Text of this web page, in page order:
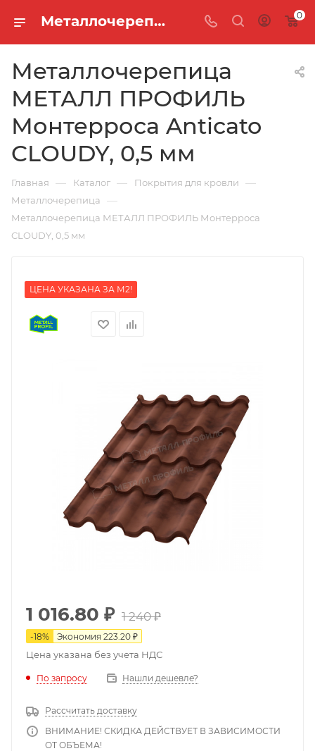
Металлочерепица МЕТАЛЛ ПРОФИЛЬ Монтерроса Anticato CLOUDY, 0,5 мм 0
Металлочерепица
МЕТАЛЛ ПРОФИЛЬ
Монтерроса Anticato
CLOUDY, 0,5 мм
Главная — Каталог — Покрытия для кровли —
Металлочерепица —
Металлочерепица МЕТАЛЛ ПРОФИЛЬ Монтерроса
CLOUDY, 0,5 мм
ЦЕНА УКАЗАНА ЗА М2!
1 016.80 ₽ 1 240₽
-18% Экономия 223.20 ₽
Цена указана без учета НДС
По запросу Нашли дешевле?
Рассчитать доставку
ВНИМАНИЕ! СКИДКА ДЕЙСТВУЕТ В ЗАВИСИМОСТИ
ОТ ОБЪЕМА!